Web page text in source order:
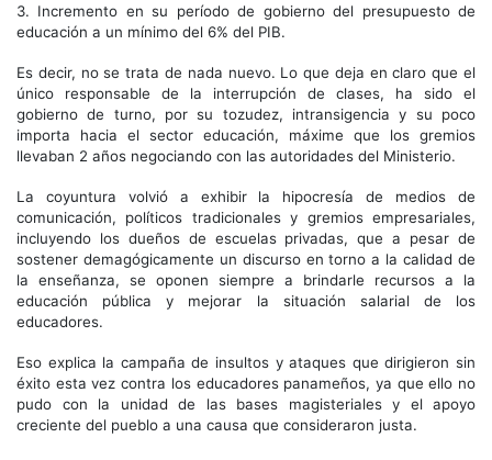
3. Incremento en su período de gobierno del presupuesto de
educación a un mínimo del 6% del PIB.
Es decir, no se trata de nada nuevo. Lo que deja en claro que el
único responsable de la interrupción de clases, ha sido el
gobierno de turno, por su tozudez, intransigencia y su poco
importa hacia el sector educación, máxime que los gremios
llevaban 2 años negociando con las autoridades del Ministerio.
La coyuntura volvió a exhibir la hipocresía de medios de
comunicación, políticos tradicionales y gremios empresariales,
incluyendo los dueños de escuelas privadas, que a pesar de
sostener demagógicamente un discurso en torno a la calidad de
la enseñanza, se oponen siempre a brindarle recursos a la
educación pública y mejorar la situación salarial de los
educadores.
Eso explica la campaña de insultos y ataques que dirigieron sin
éxito esta vez contra los educadores panameños, ya que ello no
pudo con la unidad de las bases magisteriales y el apoyo
creciente del pueblo a una causa que consideraron justa.